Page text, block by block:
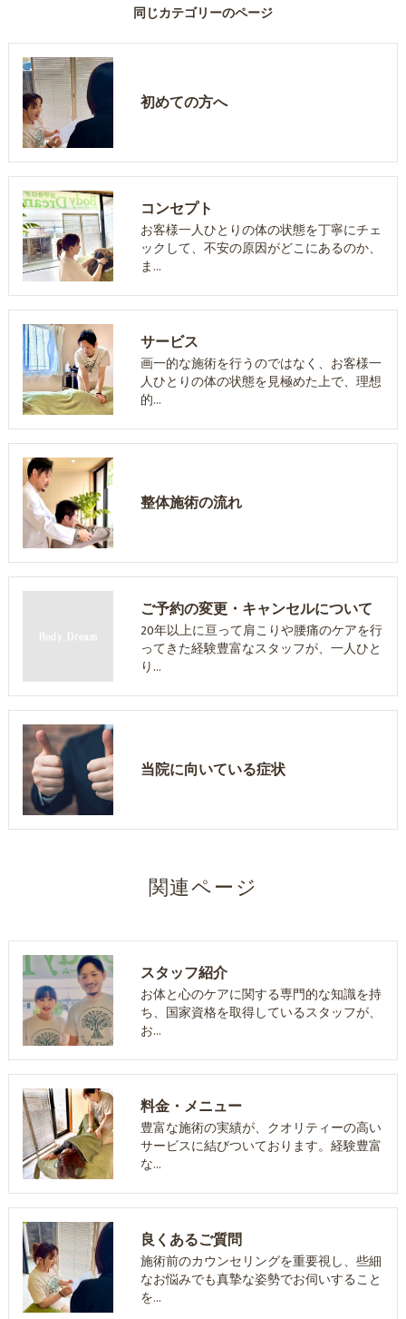
同じカテゴリーのページ
初めての方へ
コンセプト
お客様一人ひとりの体の状態を丁寧にチェ
ックして、不安の原因がどこにあるのか、
ま…
サービス
画一的な施術を行うのではなく、お客様一
人ひとりの体の状態を見極めた上で、理想
的…
整体施術の流れ
ご予約の変更・キャンセルについて
20年以上に亘って肩こりや腰痛のケアを行
ってきた経験豊富なスタッフが、一人ひと
り…
当院に向いている症状
関連ページ
スタッフ紹介
お体と心のケアに関する専門的な知識を持
ち、国家資格を取得しているスタッフが、
お…
料金・メニュー
豊富な施術の実績が、クオリティーの高い
サービスに結びついております。経験豊富
な…
良くあるご質問
施術前のカウンセリングを重要視し、些細
なお悩みでも真摯な姿勢でお伺いすること
を…